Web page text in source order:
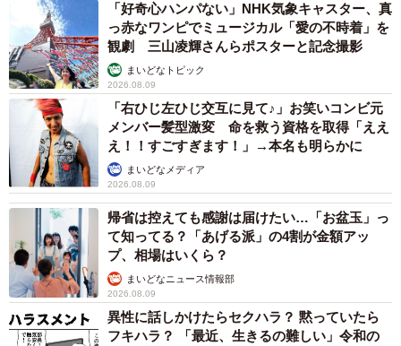
「好奇心ハンパない」NHK気象キャスター、真
っ赤なワンピでミュージカル「愛の不時着」を
観劇 三山凌輝さんらポスターと記念撮影
まいどなトピック
2026.08.09
「右ひじ左ひじ交互に見て♪」お笑いコンビ元
メンバー髪型激変 命を救う資格を取得「ええ
え！！すごすぎます！」→本名も明らかに
まいどなメディア
2026.08.09
帰省は控えても感謝は届けたい…「お盆玉」っ
て知ってる？「あげる派」の4割が金額アッ
プ、相場はいくら？
まいどなニュース情報部
2026.08.09
異性に話しかけたらセクハラ？ 黙っていたら
フキハラ？ 「最近、生きるの難しい」令和の